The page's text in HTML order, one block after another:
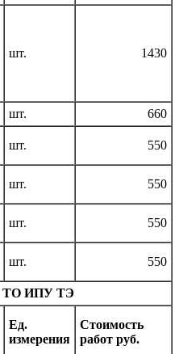
шт. 1430
шт. 660
шт. 550
шт. 550
шт. 550
шт. 550
ТО ИПУ ТЭ
Ед.
измерения
Стоимость
работ руб.